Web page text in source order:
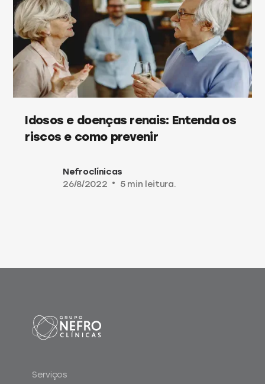
Idosos e doenças renais: Entenda os
riscos e como prevenir
Nefroclínicas
26/8/2022
• 5 min leitura.
Serviços